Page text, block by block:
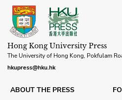
Hong Kong University Press
The University of Hong Kong, Pokfulam
hkupress@hku.hk
ABOUT THE PRESS